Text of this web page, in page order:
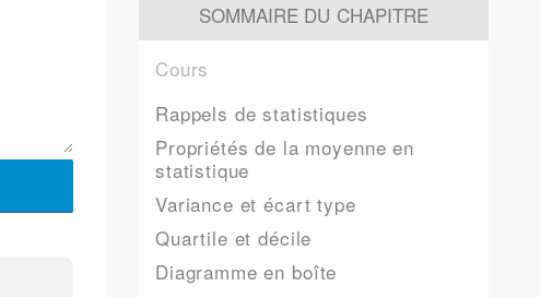
SOMMAIRE DU CHAPITRE
Cours
Rappels de statistiques
Propriétés de la moyenne en
statistique
Variance et écart type
Quartile et décile
Diagramme en boîte